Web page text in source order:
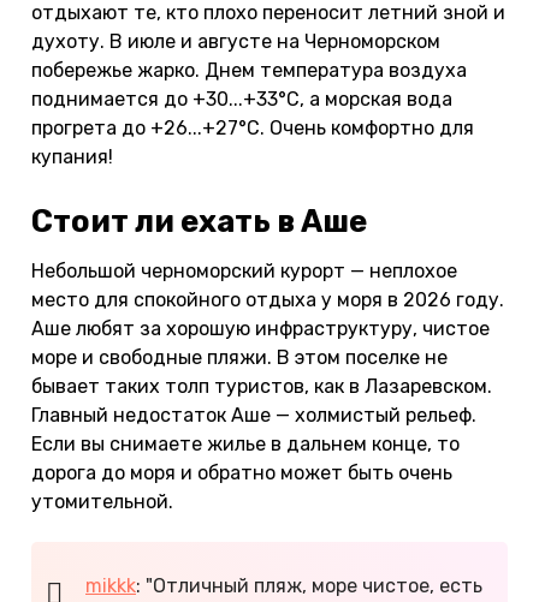
отдыхают те, кто плохо переносит летний зной и
духоту. В июле и августе на Черноморском
побережье жарко. Днем температура воздуха
поднимается до +30...+33°С, а морская вода
прогрета до +26...+27°С. Очень комфортно для
купания!
Стоит ли ехать в Аше
Небольшой черноморский курорт — неплохое
место для спокойного отдыха у моря в 2026 году.
Аше любят за хорошую инфраструктуру, чистое
море и свободные пляжи. В этом поселке не
бывает таких толп туристов, как в Лазаревском.
Главный недостаток Аше — холмистый рельеф.
Если вы снимаете жилье в дальнем конце, то
дорога до моря и обратно может быть очень
утомительной.
mikkk: "Отличный пляж, море чистое, есть